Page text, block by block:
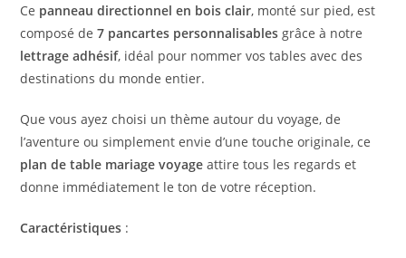
Ce panneau directionnel en bois clair, monté sur pied, est
composé de7 pancartes personnalisables grâce à notre
lettrage adhésif, idéal pour nommer vos tables avec des
destinations du monde entier.
Que vous ayez choisi un thème autour du voyage, de
l’aventure ou simplement envie d’une touche originale, ce
plan de table mariage voyage attire tous les regards et
donne immédiatement le ton de votre réception.
Caractéristiques :